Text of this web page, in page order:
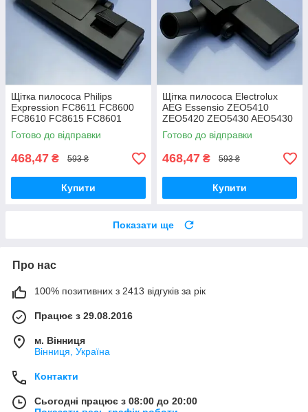
Щітка пилососа Philips
Expression FC8611 FC8600
FC8610 FC8615 FC8601
FC8602 FC8604 FC8606
FC8612 FC8619
двохрежимна
Готово до відправки
468,47 ₴ 593 ₴
Купити
Щітка пилососа Electrolux
AEG Essensio ZEO5410
ZEO5420 ZEO5430 AEO5430
ZEO5432 двохрежимна
Готово до відправки
468,47 ₴ 593 ₴
Купити
Показати ще
Про нас
100% позитивних з 2413 відгуків за рік
Працює з 29.08.2016
м. Вінниця
Вінниця, Україна
Контакти
Сьогодні працює з 08:00 до 20:00